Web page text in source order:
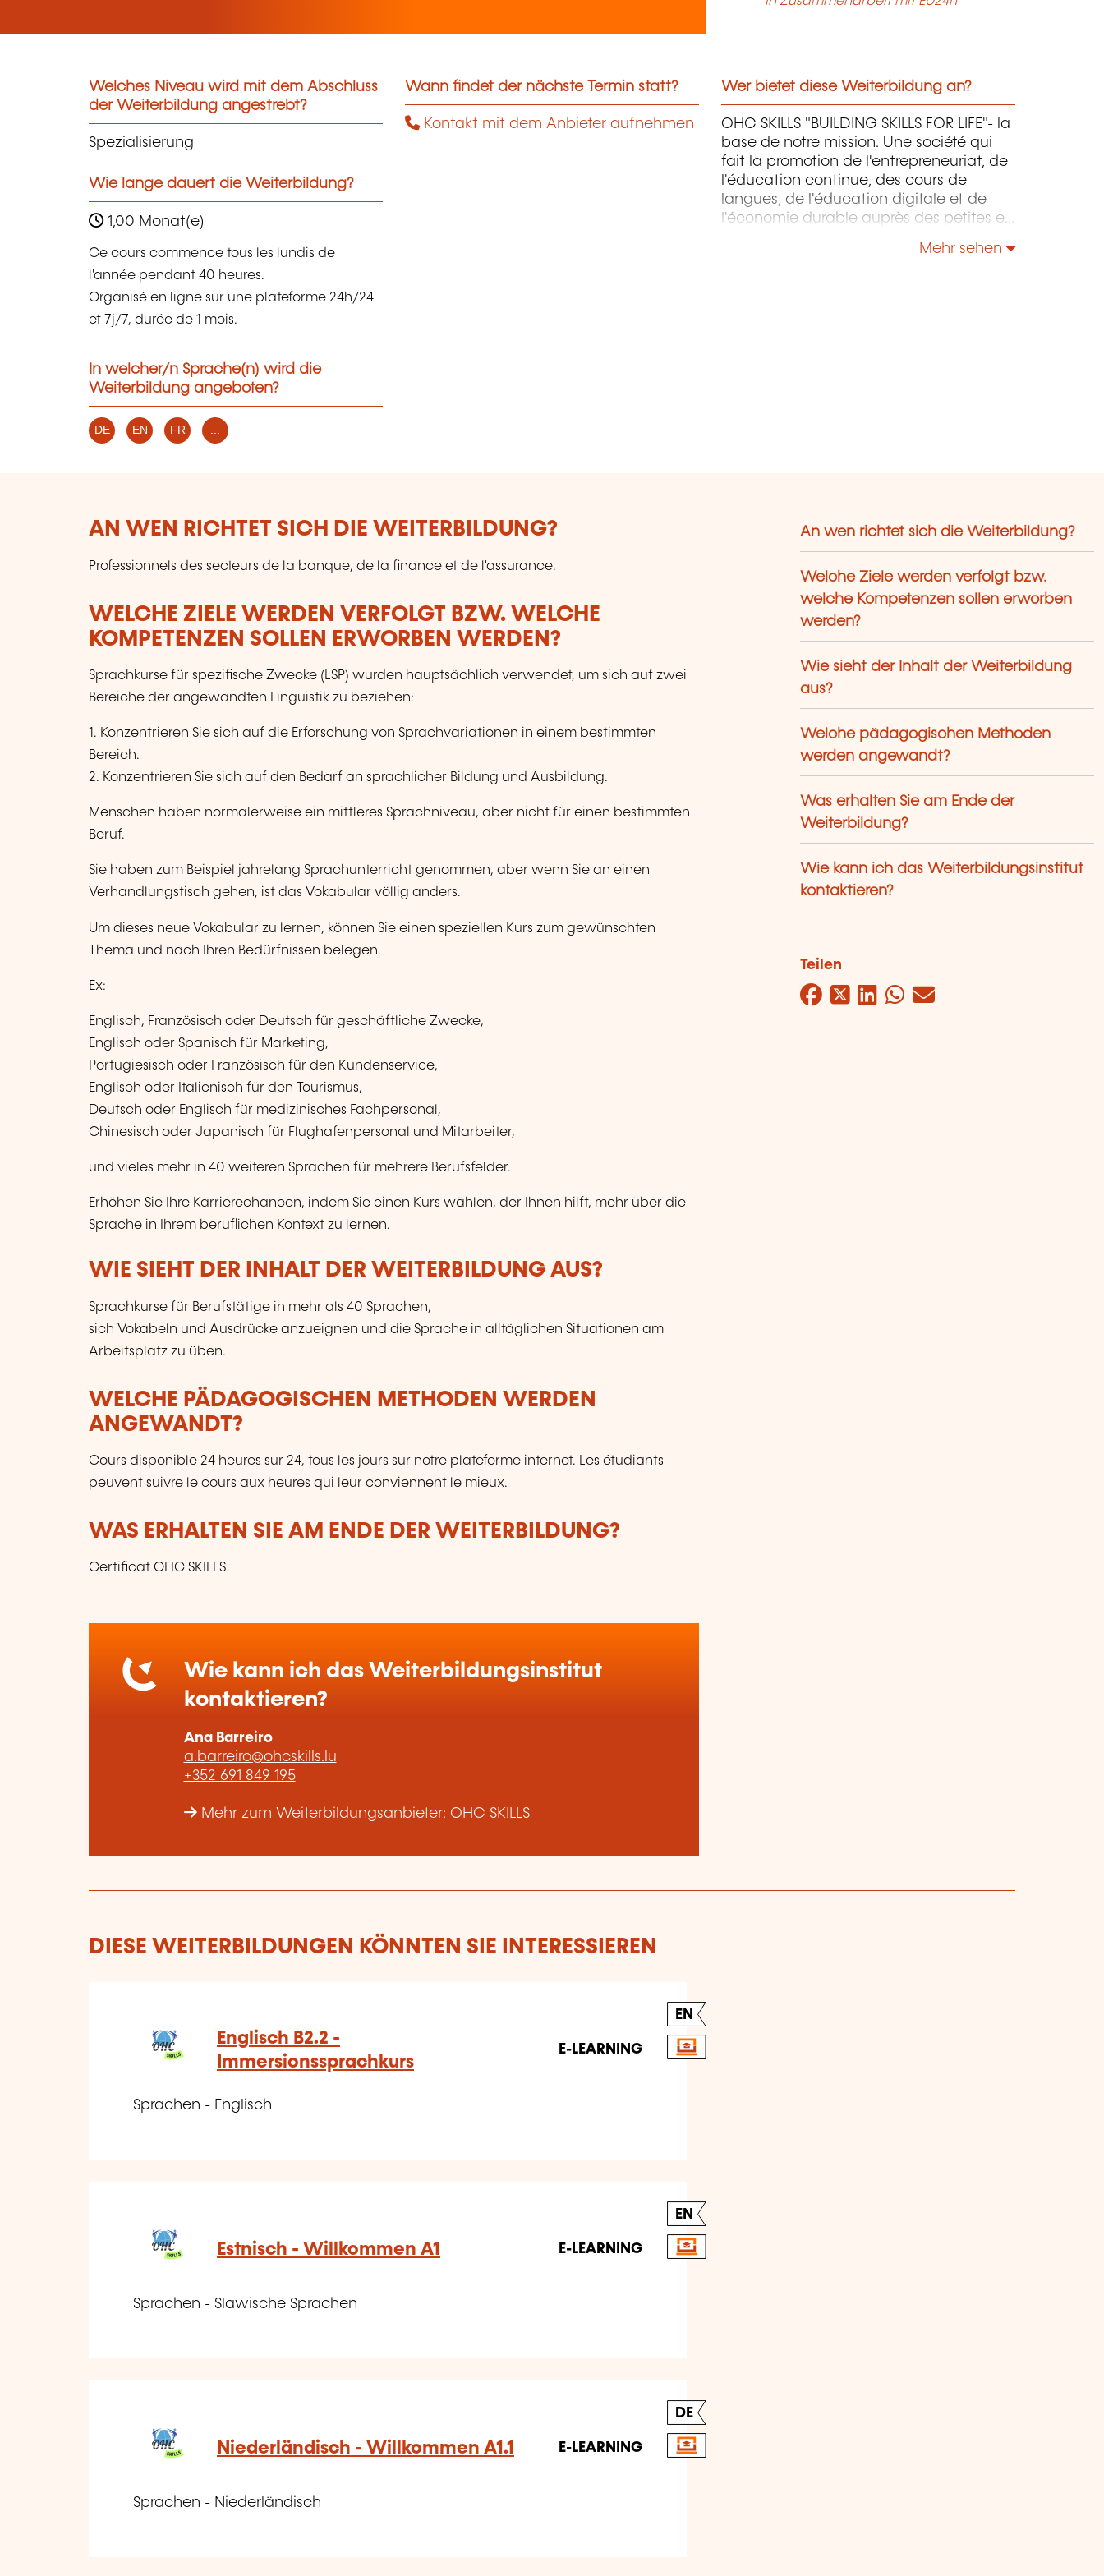
Welches Niveau wird mit dem Abschluss
der Weiterbildung angestrebt?
Spezialisierung
Wie lange dauert die Weiterbildung?
1,00 Monat(e)
Ce cours commence tous les lundis de
l'année pendant 40 heures.
Organisé en ligne sur une plateforme 24h/24
et 7j/7, durée de 1 mois.
In welcher/n Sprache(n) wird die
Weiterbildung angeboten?
DE EN FR ...
Wann findet der nächste Termin statt?
Kontakt mit dem Anbieter aufnehmen
Wer bietet diese Weiterbildung an?
OHC SKILLS "BUILDING SKILLS FOR LIFE"- la
base de notre mission. Une société qui
fait la promotion de l'entrepreneuriat, de
l'éducation continue, des cours de
langues, de l'éducation digitale et de
l'économie durable auprès des petites et
Mehr sehen
AN WEN RICHTET SICH DIE WEITERBILDUNG?
Professionnels des secteurs de la banque, de la finance et de l'assurance.
WELCHE ZIELE WERDEN VERFOLGT BZW. WELCHE
KOMPETENZEN SOLLEN ERWORBEN WERDEN?
Sprachkurse für spezifische Zwecke (LSP) wurden hauptsächlich verwendet, um sich auf zwei
Bereiche der angewandten Linguistik zu beziehen:
1. Konzentrieren Sie sich auf die Erforschung von Sprachvariationen in einem bestimmten
Bereich.
2. Konzentrieren Sie sich auf den Bedarf an sprachlicher Bildung und Ausbildung.
Menschen haben normalerweise ein mittleres Sprachniveau, aber nicht für einen bestimmten
Beruf.
Sie haben zum Beispiel jahrelang Sprachunterricht genommen, aber wenn Sie an einen
Verhandlungstisch gehen, ist das Vokabular völlig anders.
Um dieses neue Vokabular zu lernen, können Sie einen speziellen Kurs zum gewünschten
Thema und nach Ihren Bedürfnissen belegen.
Ex:
Englisch, Französisch oder Deutsch für geschäftliche Zwecke,
Englisch oder Spanisch für Marketing,
Portugiesisch oder Französisch für den Kundenservice,
Englisch oder Italienisch für den Tourismus,
Deutsch oder Englisch für medizinisches Fachpersonal,
Chinesisch oder Japanisch für Flughafenpersonal und Mitarbeiter,
und vieles mehr in 40 weiteren Sprachen für mehrere Berufsfelder.
Erhöhen Sie Ihre Karrierechancen, indem Sie einen Kurs wählen, der Ihnen hilft, mehr über die
Sprache in Ihrem beruflichen Kontext zu lernen.
WIE SIEHT DER INHALT DER WEITERBILDUNG AUS?
Sprachkurse für Berufstätige in mehr als 40 Sprachen,
sich Vokabeln und Ausdrücke anzueignen und die Sprache in alltäglichen Situationen am
Arbeitsplatz zu üben.
WELCHE PÄDAGOGISCHEN METHODEN WERDEN
ANGEWANDT?
Cours disponible 24 heures sur 24, tous les jours sur notre plateforme internet. Les étudiants
peuvent suivre le cours aux heures qui leur conviennent le mieux.
WAS ERHALTEN SIE AM ENDE DER WEITERBILDUNG?
Certificat OHC SKILLS
Wie kann ich das Weiterbildungsinstitut
kontaktieren?
Ana Barreiro
a.barreiro@ohcskills.lu
+352 691 849 195
Mehr zum Weiterbildungsanbieter: OHC SKILLS
An wen richtet sich die Weiterbildung?
Welche Ziele werden verfolgt bzw.
welche Kompetenzen sollen erworben
werden?
Wie sieht der Inhalt der Weiterbildung
aus?
Welche pädagogischen Methoden
werden angewandt?
Was erhalten Sie am Ende der
Weiterbildung?
Wie kann ich das Weiterbildungsinstitut
kontaktieren?
Teilen
Facebook
Twitter
LinkedIn
WhatsApp
Mail
DIESE WEITERBILDUNGEN KÖNNTEN SIE INTERESSIEREN
EN
Englisch B2.2 -
Immersionssprachkurs
E-LEARNING
Sprachen - Englisch
EN
Estnisch - Willkommen A1 E-LEARNING
Sprachen - Slawische Sprachen
DE
Niederländisch - Willkommen A1.1 E-LEARNING
Sprachen - Niederländisch